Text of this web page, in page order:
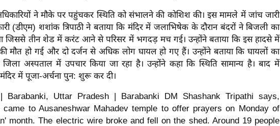
ने मौके पर पहुंचकर स्थिति को संभालने की कोशिश की। इस मामले में जांच जारी
(डीएम) शशांक त्रिपाठी ने बताया कि मंदिर में जलाभिषेक के दौरान बंदरों ने बिजली का
जिससे तीन शेड में करंट आने से परिसर में भगदड़ मच गई। उन्होंने बताया कि इस हादसे में
की मौत हो गई और दो दर्जन से अधिक लोग घायल हो गए हैं। उन्होंने बताया कि घायलों का
अस्पताल में उपचार किया जा रहा है। उन्होंने कहा कि स्थिति सामान्य है। बाद में
में पूजा-अर्चना पुन: शुरू कर दी।
| Barabanki, Uttar Pradesh | Barabanki DM Shashank Tripathi says,
came to Ausaneshwar Mahadev temple to offer prayers on Monday of
month. The electric wire broke and fell on the shed. Around 19 people